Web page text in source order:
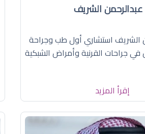
الشريف
الشريف استشاري أول طب وجراحة
جراحات القرنية وأمراض الشبكية
إقرأ المزيد